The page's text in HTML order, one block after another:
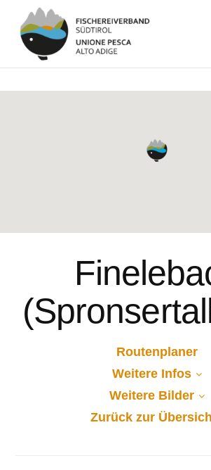
Routenplaner
Weitere Infos
Weitere Bilder
Zurück zur